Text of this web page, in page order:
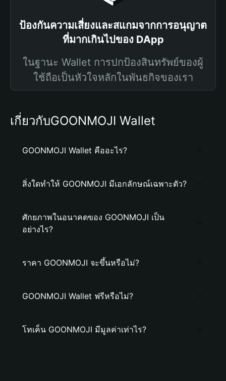
ป้องกันความเสี่ยงและสแกมจากการอนุญาต
ที่มากเกินไปของ DApp
ในฐานะ Wallet การปกป้องสินทรัพย์ของผู้
ใช้ถือเป็นหัวใจหลักในพันธกิจของเรา
เกี่ยวกับGOONMOJI Wallet
GOONMOJI Wallet คืออะไร?
สิ่งใดทำให้ GOONMOJI มีเอกลักษณ์เฉพาะตัว?
ศักยภาพในอนาคตของ GOONMOJI เป็น
อย่างไร?
ราคา GOONMOJI จะขึ้นหรือไม่?
GOONMOJI Wallet ฟรีหรือไม่?
โทเค็น GOONMOJI มีมูลค่าเท่าไร?